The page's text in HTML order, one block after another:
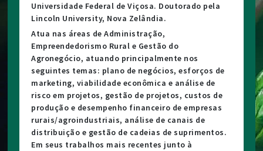
Universidade Federal de Viçosa. Doutorado pela
Lincoln University, Nova Zelândia.
Atua nas áreas de Administração,
Empreendedorismo Rural e Gestão do
Agronegócio, atuando principalmente nos
seguintes temas: plano de negócios, esforços de
marketing, viabilidade econômica e análise de
risco em projetos, gestão de projetos, custos de
produção e desempenho financeiro de empresas
rurais/agroindustriais, análise de canais de
distribuição e gestão de cadeias de suprimentos.
Em seus trabalhos mais recentes junto à